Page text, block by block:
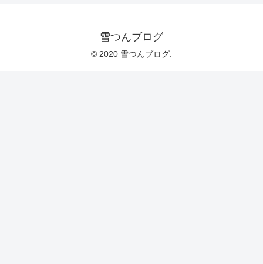
雪つんブログ
© 2020 雪つんブログ.